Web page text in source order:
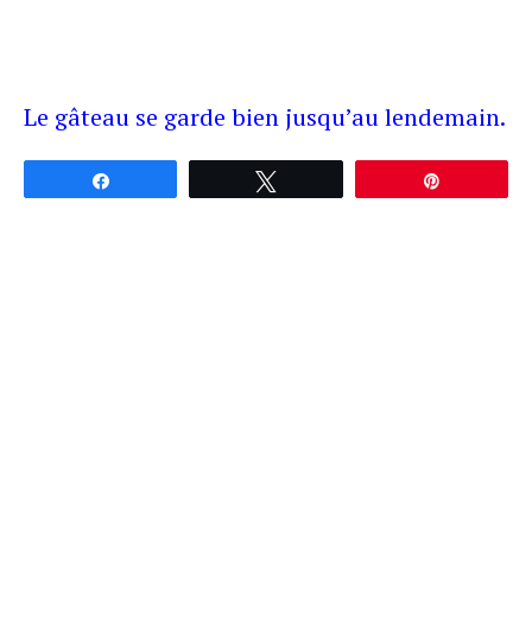
Le gâteau se garde bien jusqu’au lendemain.